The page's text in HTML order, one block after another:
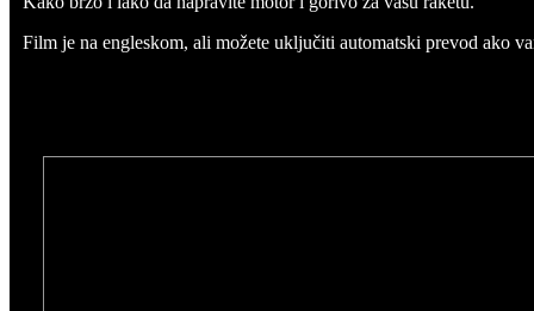
Film je na engleskom, ali možete uključiti automatski prevod ako